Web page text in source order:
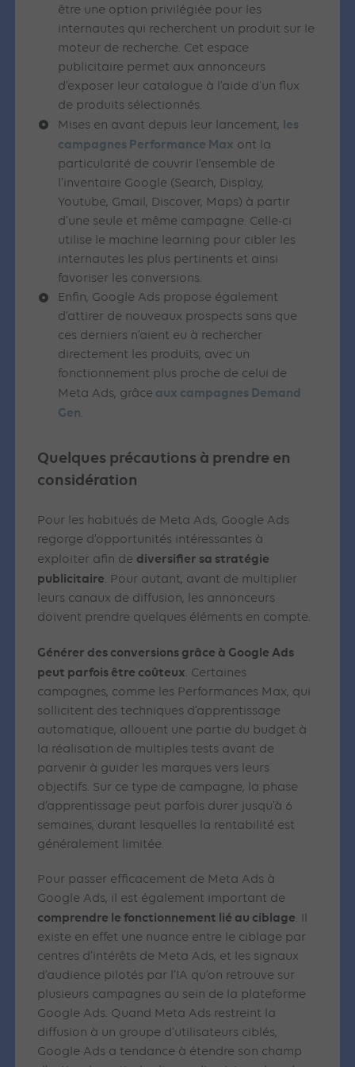
être une option privilégiée pour les
internautes qui recherchent un produit sur le
moteur de recherche. Cet espace
publicitaire permet aux annonceurs
d’exposer leur catalogue à l’aide d’un flux
de produits sélectionnés.
Mises en avant depuis leur lancement, les
campagnes Performance Max ont la
particularité de couvrir l’ensemble de
l’inventaire Google (Search, Display,
Youtube, Gmail, Discover, Maps) à partir
d’une seule et même campagne. Celle-ci
utilise le machine learning pour cibler les
internautes les plus pertinents et ainsi
favoriser les conversions.
Enfin, Google Ads propose également
d’attirer de nouveaux prospects sans que
ces derniers n’aient eu à rechercher
directement les produits, avec un
fonctionnement plus proche de celui de
Meta Ads, grâce aux campagnes Demand
Gen.
Quelques précautions à prendre en
considération
Pour les habitués de Meta Ads, Google Ads
regorge d’opportunités intéressantes à
exploiter afin de diversifier sa stratégie
publicitaire. Pour autant, avant de multiplier
leurs canaux de diffusion, les annonceurs
doivent prendre quelques éléments en compte.
Générer des conversions grâce à Google Ads
peut parfois être coûteux. Certaines
campagnes, comme les Performances Max, qui
sollicitent des techniques d’apprentissage
automatique, allouent une partie du budget à
la réalisation de multiples tests avant de
parvenir à guider les marques vers leurs
objectifs. Sur ce type de campagne, la phase
d’apprentissage peut parfois durer jusqu’à 6
semaines, durant lesquelles la rentabilité est
généralement limitée.
Pour passer efficacement de Meta Ads à
Google Ads, il est également important de
comprendre le fonctionnement lié au ciblage. Il
existe en effet une nuance entre le ciblage par
centres d’intérêts de Meta Ads, et les signaux
d’audience pilotés par l’IA qu’on retrouve sur
plusieurs campagnes au sein de la plateforme
Google Ads. Quand Meta Ads restreint la
diffusion à un groupe d’utilisateurs ciblés,
Google Ads a tendance à étendre son champ